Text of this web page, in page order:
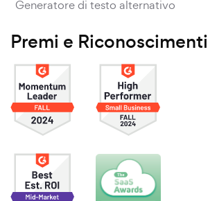
Generatore di testo alternativo
Premi e Riconoscimenti